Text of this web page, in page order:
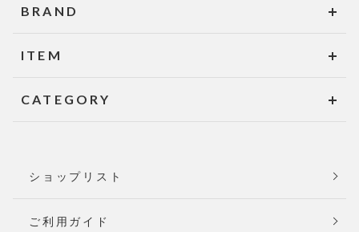
BRAND
ITEM
CATEGORY
ショップリスト
ご利用ガイド